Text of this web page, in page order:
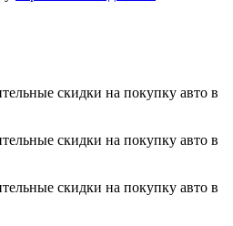
скидки на покупку авто в
скидки на покупку авто в
скидки на покупку авто в